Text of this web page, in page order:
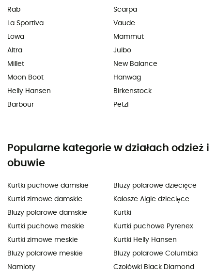
Rab
La Sportiva
Lowa
Altra
Millet
Moon Boot
Helly Hansen
Barbour
Scarpa
Vaude
Mammut
Julbo
New Balance
Hanwag
Birkenstock
Petzl
Popularne kategorie w działach odzież i
obuwie
Kurtki puchowe damskie
Kurtki zimowe damskie
Bluzy polarowe damskie
Kurtki puchowe meskie
Kurtki zimowe meskie
Bluzy polarowe meskie
Namioty
Bluzy polarowe dziecięce
Kalosze Aigle dziecięce
Kurtki
Kurtki puchowe Pyrenex
Kurtki Helly Hansen
Bluzy polarowe Columbia
Czołówki Black Diamond